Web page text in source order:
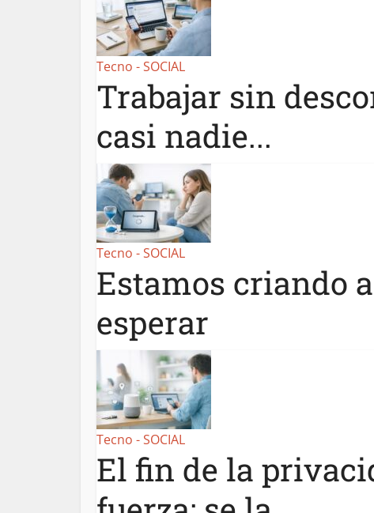
Tecno - SOCIAL
Trabajar sin
casi nadie...
Tecno - SOCIAL
Estamos criando
esperar
Tecno - SOCIAL
El fin de la